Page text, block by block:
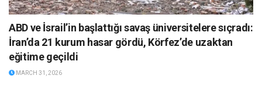
ABD ve İsrail’in başlattığı savaş üniversitelere sıçradı:
İran’da 21 kurum hasar gördü, Körfez’de uzaktan
eğitime geçildi
MARCH 31, 2026